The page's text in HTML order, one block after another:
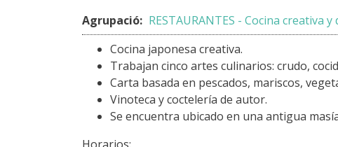
Agrupació: RESTAURANTES - Cocina creativa
Cocina japonesa creativa.
Trabajan cinco artes culinarios: crudo,
Carta basada en pescados, mariscos,
Vinoteca y coctelería de autor.
Se encuentra ubicado en una antigua